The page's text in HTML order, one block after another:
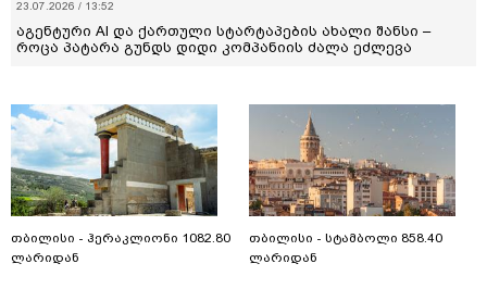
23.07.2026 / 13:52
აგენტური AI და ქართული სტარტაპების ახალი შანსი –
როცა პატარა გუნდს დიდი კომპანიის ძალა ეძლევა
თბილისი - ჰერაკლიონი 1082.80
ლარიდან
თბილისი - სტამბოლი 858.40
ლარიდან